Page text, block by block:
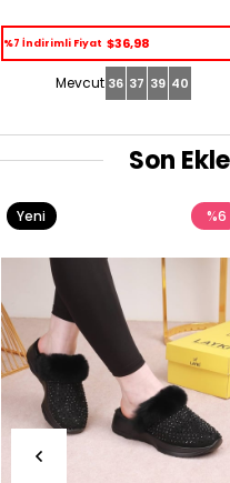
%7 İndirimli Fiyat $36,98
36 37 39 40
Son
%6
Yeni